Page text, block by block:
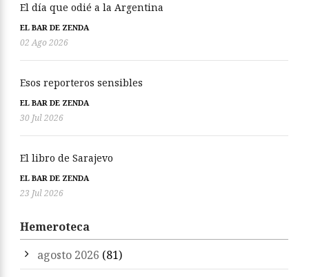
El día que odié a la Argentina
EL BAR DE ZENDA
02 Ago 2026
Esos reporteros sensibles
EL BAR DE ZENDA
30 Jul 2026
El libro de Sarajevo
EL BAR DE ZENDA
23 Jul 2026
Hemeroteca
agosto 2026 (81)